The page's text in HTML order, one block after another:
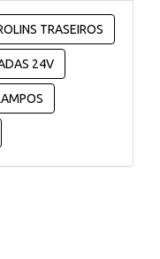
TRASEIROS
24V